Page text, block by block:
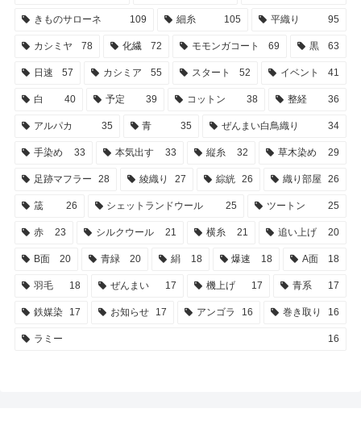
きものサローネ 109 細糸 105 平織り 95
カシミヤ 78 化繊 72 モモンガコート 69 黒 63
日速 57 カシミア 55 スタート 52 イベント 41
白 40 予定 39 コットン 38 整経 36
アルパカ 35 青 35 ぜんまい白鳥織り 34
手染め 33 本気出す 33 縦糸 32 草木染め 29
足跡マフラー 28 綾織り 27 綜絖 26 織り部屋 26
筬 26 シェットランドウール 25 ツートン 25
赤 23 シルクウール 21 横糸 21 追い上げ 20
B面 20 青緑 20 絹 18 爆速 18 A面 18
羽毛 18 ぜんまい 17 機上げ 17 青系 17
鉄媒染 17 お知らせ 17 アンゴラ 16 巻き取り 16
ラミー 16